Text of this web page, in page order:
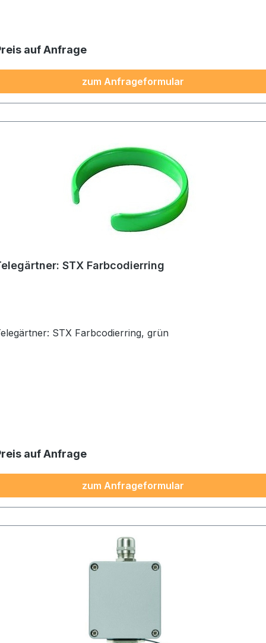
auf Anfrage
zum Anfrageformular
STX Farbcodierring
Telegärtner: STX Farbcodierring, grün
auf Anfrage
zum Anfrageformular